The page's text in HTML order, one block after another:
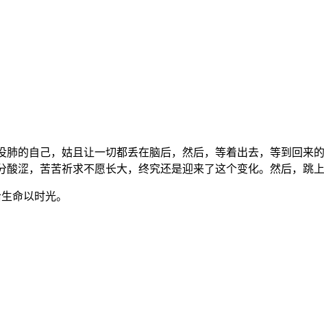
肺的自己，姑且让一切都丢在脑后，然后，等着出去，等到回
酸涩，苦苦祈求不愿长大，终究还是迎来了这个变化。然后，跳
命以时光。